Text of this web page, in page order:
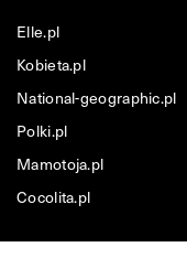
Elle.pl
Kobieta.pl
National-geographic.pl
Polki.pl
Mamotoja.pl
Cocolita.pl